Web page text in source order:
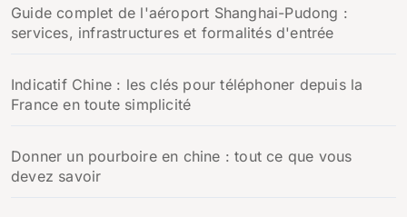
Guide complet de l'aéroport Shanghai-Pudong :
services, infrastructures et formalités d'entrée
Indicatif Chine : les clés pour téléphoner depuis la
France en toute simplicité
Donner un pourboire en chine : tout ce que vous
devez savoir